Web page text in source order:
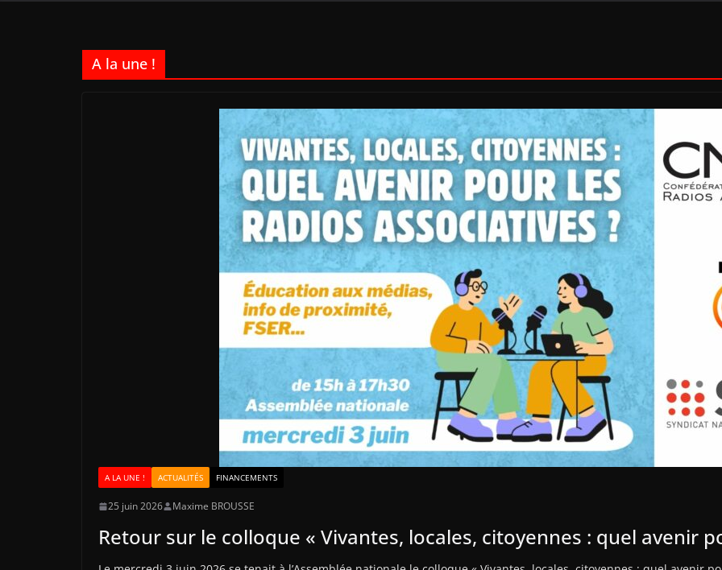
A la une !
A LA UNE ! ACTUALITÉS FINANCEMENTS
25 juin 2026 Maxime BROUSSE
Retour sur le colloque « Vivantes, locales, citoyennes : quel avenir